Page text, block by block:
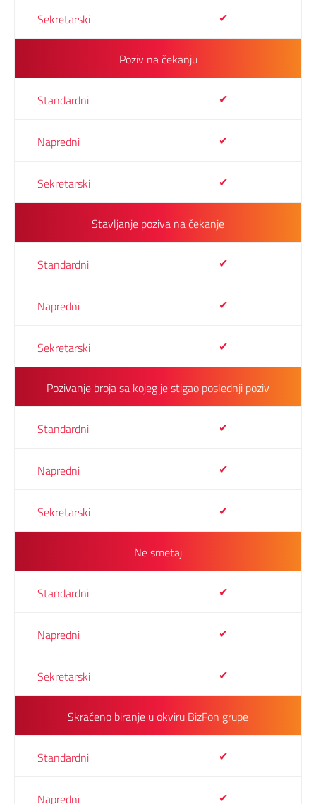
✔
Poziv na čekanju
✔
✔
✔
Stavljanje poziva na čekanje
✔
✔
✔
Pozivanje broja sa kojeg je stigao poslednji poziv
✔
✔
✔
Ne smetaj
✔
✔
✔
Skraćeno biranje u okviru BizFon grupe
✔
✔